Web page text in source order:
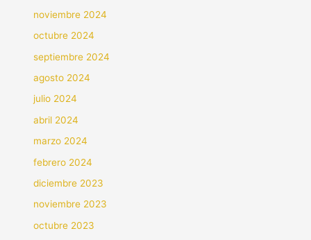
noviembre 2024
octubre 2024
septiembre 2024
agosto 2024
julio 2024
abril 2024
marzo 2024
febrero 2024
diciembre 2023
noviembre 2023
octubre 2023